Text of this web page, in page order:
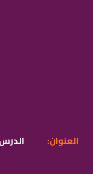
:العنوان